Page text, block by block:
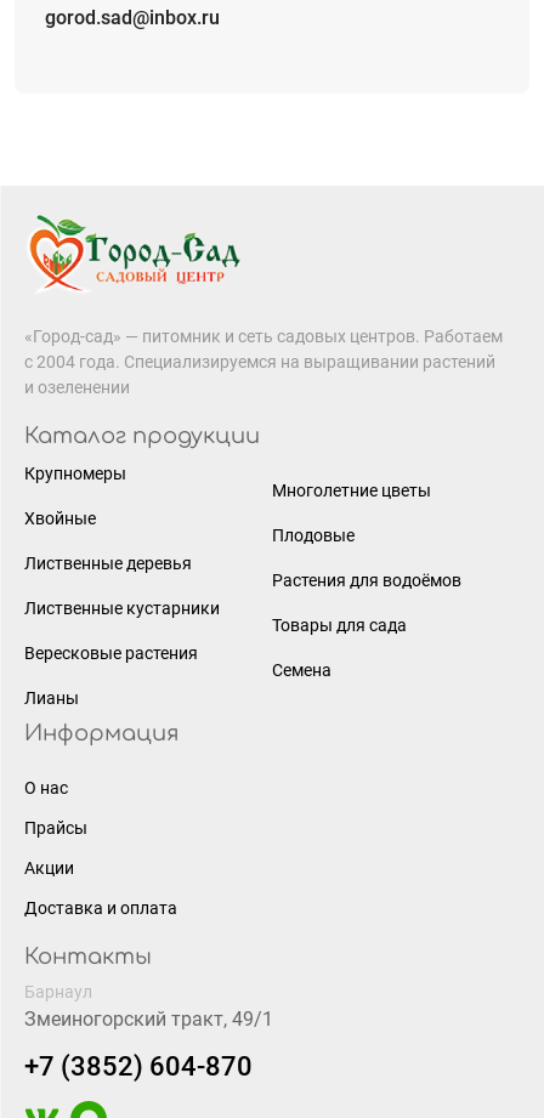
gorod.sad@inbox.ru
«Город-сад» — питомник и сеть садовых центров. Работаем
с 2004 года. Специализируемся на выращивании растений
и озеленении
Каталог продукции
Крупномеры
Хвойные
Лиственные деревья
Лиственные кустарники
Вересковые растения
Лианы
Многолетние цветы
Плодовые
Растения для водоёмов
Товары для сада
Семена
Информация
О нас
Прайсы
Акции
Доставка и оплата
Контакты
Барнаул
Змеиногорский тракт, 49/1
+7 (3852) 604-870